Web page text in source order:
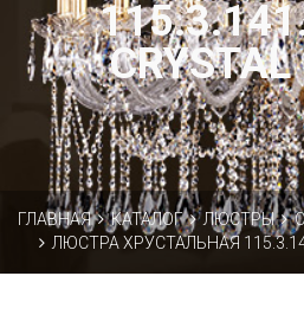
ГЛАВНАЯ КАТАЛОГ ЛЮСТРЫ
ЛЮСТРА ХРУСТАЛЬНАЯ